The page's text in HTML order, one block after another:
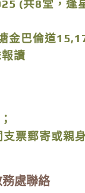
(共8堂，逢
金巴倫道
讀
支票郵寄或親
處聯絡